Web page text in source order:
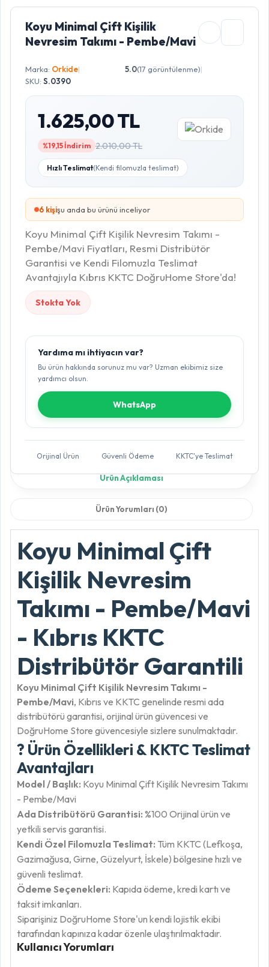
Koyu Minimal Çift Kişilik
Nevresim Takımı - Pembe/Mavi
Marka: Orkide| 5.0(17 görüntülenme)|
SKU: S.0390
1.625,00 TL
%19,15 İndirim 2.010,00 TL
Hızlı Teslimat(Kendi filomuzla teslimat)
5kişişu anda bu ürünü inceliyor
Koyu Minimal Çift Kişilik Nevresim Takımı -
Pembe/Mavi Fiyatları, Resmi Distribütör
Garantisi ve Kendi Filomuzla Teslimat
Avantajıyla Kıbrıs KKTC DoğruHome Store'da!
Stokta Yok
Yardıma mı ihtiyacın var?
Bu ürün hakkında sorunuz mu var? Uzman ekibimiz size
yardımcı olsun.
WhatsApp
Orijinal Ürün Güvenli Ödeme KKTC'ye Teslimat
Ürün Açıklaması
Ürün Yorumları (0)
Koyu Minimal Çift
Kişilik Nevresim
Takımı - Pembe/Mavi
- Kıbrıs KKTC
Distribütör Garantili
Koyu Minimal Çift Kişilik Nevresim Takımı -
Pembe/Mavi, Kıbrıs ve KKTC genelinde resmi ada
distribütörü garantisi, orijinal ürün güvencesi ve
DoğruHome Store güvencesiyle sizlere sunulmaktadır.
? Ürün Özellikleri & KKTC Teslimat
Avantajları
Model / Başlık: Koyu Minimal Çift Kişilik Nevresim Takımı
- Pembe/Mavi
Ada Distribütörü Garantisi: %100 Orijinal ürün ve
yetkili servis garantisi.
Kendi Özel Filomuzla Teslimat: Tüm KKTC (Lefkoşa,
Gazimağusa, Girne, Güzelyurt, İskele) bölgesine hızlı ve
güvenli teslimat.
Ödeme Seçenekleri: Kapıda ödeme, kredi kartı ve
taksit imkanları.
Siparişiniz DoğruHome Store'un kendi lojistik ekibi
tarafından kapınıza kadar özenle ulaştırılmaktadır.
Kullanıcı Yorumları